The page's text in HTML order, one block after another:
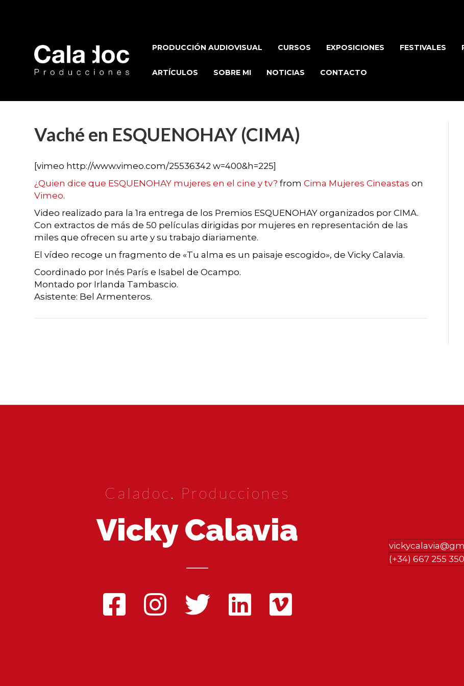
PRODUCCIÓN AUDIOVISUAL CURSOS EXPOSICIONES FESTIVALES
ARTÍCULOS SOBRE MI NOTICIAS CONTACTO
Vaché en ESQUENOHAY (CIMA)
[vimeo http://www.vimeo.com/25536342 w=400&h=225]
¿Quien dice que ESQUENOHAY mujeres en el cine y tv? fromCima Mujeres Cineastas on
Vimeo.
Video realizado para la 1ra entrega de los Premios ESQUENOHAY organizados por CIMA.
Con extractos de más de 50 películas dirigidas por mujeres en representación de las
miles que ofrecen su arte y su trabajo diariamente.
El vídeo recoge un fragmento de «Tu alma es un paisaje escogido», de Vicky Calavia.
Coordinado por Inés París e Isabel de Ocampo.
Montado por Irlanda Tambascio.
Asistente: Bel Armenteros.
Caladoc. Producciones
Vicky Calavia
(+34) 667 255 350